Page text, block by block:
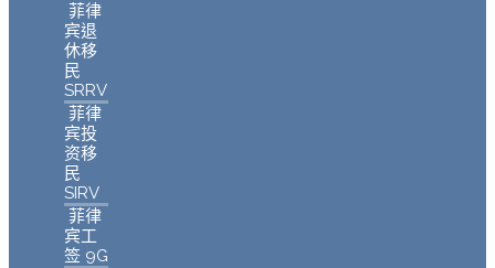
菲律
宾退
休移
民
SRRV
菲律
宾投
资移
民
SIRV
菲律
宾工
签 9G